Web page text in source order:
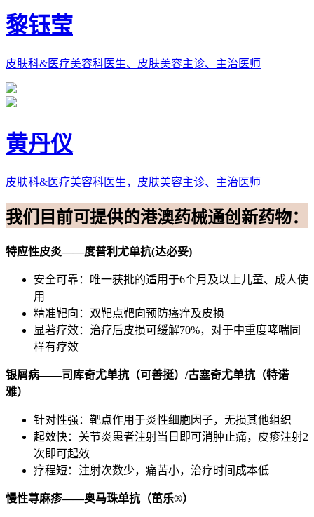
黎钰莹
皮肤科&医疗美容科医生、皮肤美容主诊、主治医师
黄丹仪
皮肤科&医疗美容科医生，皮肤美容主诊、主治医师
我们目前可提供的港澳药械通创新药物：
特应性皮炎——度普利尤单抗(达必妥)
安全可靠：唯一获批的适用于6个月及以上儿童、成人使
用
精准靶向：双靶点靶向预防瘙痒及皮损
显著疗效：治疗后皮损可缓解70%，对于中重度哮喘同
样有疗效
银屑病——司库奇尤单抗（可善挺）/古塞奇尤单抗（特诺
雅）
针对性强：靶点作用于炎性细胞因子，无损其他组织
起效快：关节炎患者注射当日即可消肿止痛，皮疹注射2
次即可起效
疗程短：注射次数少，痛苦小，治疗时间成本低
慢性荨麻疹——奥马珠单抗（茁乐®）